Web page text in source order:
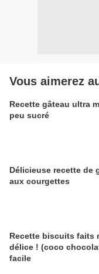
Vous aimerez
Recette gâteau ultra
peu sucré
Délicieuse recette de
aux courgettes
Recette biscuits faits
délice ! (coco
facile